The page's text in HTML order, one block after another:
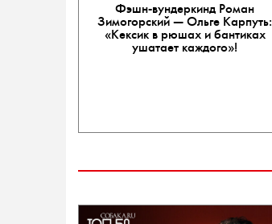
Фэшн-вундеркинд Роман
Зимогорский — Ольге Карпуть:
«Кексик в рюшах и бантиках
ушатает каждого»!